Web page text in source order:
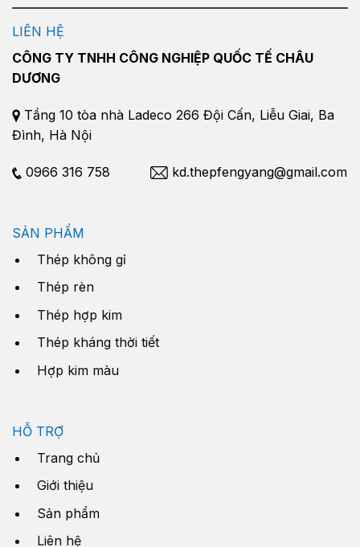
LIÊN HỆ
CÔNG TY TNHH CÔNG NGHIỆP QUỐC TẾ CHÂU
DƯƠNG
Tầng 10 tòa nhà Ladeco 266 Đội Cấn, Liễu Giai, Ba
Đình, Hà Nội
0966 316 758 kd.thepfengyang@gmail.com
SẢN PHẨM
Thép không gỉ
Thép rèn
Thép hợp kim
Thép kháng thời tiết
Hợp kim màu
HỖ TRỢ
Trang chủ
Giới thiệu
Sản phẩm
Liên hệ